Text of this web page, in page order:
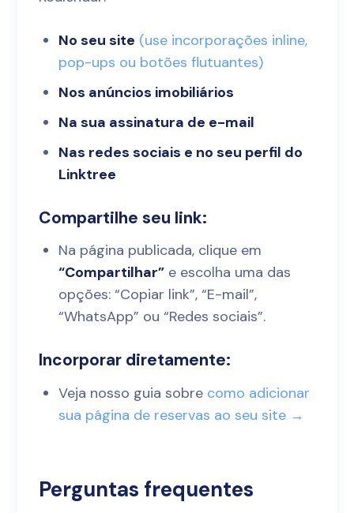
No seu site (use incorporações inline,
pop-ups ou botões flutuantes)
Nos anúncios imobiliários
Na sua assinatura de e-mail
Nas redes sociais e no seu perfil do
Linktree
Compartilhe seu link:
Na página publicada, clique em
“Compartilhar” e escolha uma das
opções: “Copiar link”, “E-mail”,
“WhatsApp” ou “Redes sociais”.
Incorporar diretamente:
Veja nosso guia sobre como adicionar
sua página de reservas ao seu site →
Perguntas frequentes